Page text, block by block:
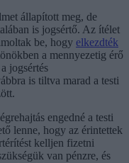
állapított meg, de
is jogsértő. Az ítélet
be, hogy elkezdték
a mennyezetig érő
jogsértés
is tiltva marad a testi
engedné a testi
lenne, hogy az érintettek
kelljen fizetni
van pénzre, és